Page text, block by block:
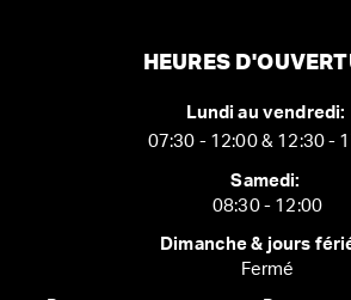
HEURES
Lundi au vendredi:
07:30 - 12:00 & 12:30 -
Samedi:
08:30 - 12:00
Dimanche & jours
Fermé